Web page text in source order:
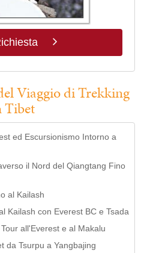
Viaggio di Trekking
Tibet
ed Escursionismo Intorno a
il Nord del Qiangtang Fino
al Kailash
Kailash con Everest BC e Tsada
all'Everest e al Makalu
da Tsurpu a Yangbajing